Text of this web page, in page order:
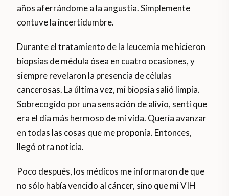
años aferrándome a la angustia. Simplemente
contuve la incertidumbre.
Durante el tratamiento de la leucemia me hicieron
biopsias de médula ósea en cuatro ocasiones, y
siempre revelaron la presencia de células
cancerosas. La última vez, mi biopsia salió limpia.
Sobrecogido por una sensación de alivio, sentí que
era el día más hermoso de mi vida. Quería avanzar
en todas las cosas que me proponía. Entonces,
llegó otra noticia.
Poco después, los médicos me informaron de que
no sólo había vencido al cáncer, sino que mi VIH